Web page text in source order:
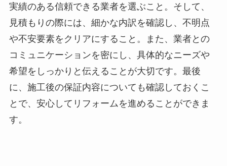
実績のある信頼できる業者を選ぶこと。そして、
見積もりの際には、細かな内訳を確認し、不明点
や不安要素をクリアにすること。また、業者との
コミュニケーションを密にし、具体的なニーズや
希望をしっかりと伝えることが大切です。最後
に、施工後の保証内容についても確認しておくこ
とで、安心してリフォームを進めることができま
す。